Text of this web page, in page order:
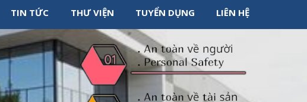
TIN TỨC THƯ VIỆN TUYỂN DỤNG LIÊN HỆ